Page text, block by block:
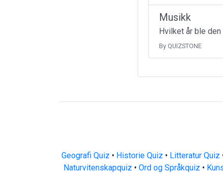
Musikk
Hvilket år ble
By QUIZSTONE
Geografi Quiz • Historie Quiz • Litteratur Quiz
Naturvitenskapquiz • Ord og Språkquiz •